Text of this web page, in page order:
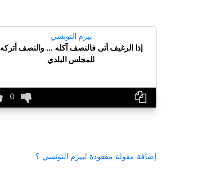
بيرم التونسي
إذا الرغيف أتى فالنصف آكله ... والنصف أتركه
للمجلس البلدي
إضافة مقولة مفقودة لبيرم التونسي ؟